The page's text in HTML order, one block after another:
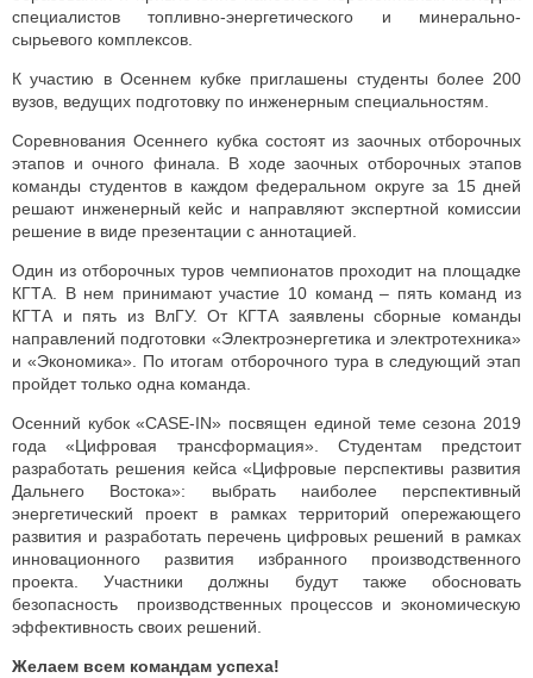
специалистов топливно-энергетического и минерально-
сырьевого комплексов.
К участию в Осеннем кубке приглашены студенты более 200
вузов, ведущих подготовку по инженерным специальностям.
Соревнования Осеннего кубка состоят из заочных отборочных
этапов и очного финала. В ходе заочных отборочных этапов
команды студентов в каждом федеральном округе за 15 дней
решают инженерный кейс и направляют экспертной комиссии
решение в виде презентации с аннотацией.
Один из отборочных туров чемпионатов проходит на площадке
КГТА. В нем принимают участие 10 команд – пять команд из
КГТА и пять из ВлГУ. От КГТА заявлены сборные команды
направлений подготовки «Электроэнергетика и электротехника»
и «Экономика». По итогам отборочного тура в следующий этап
пройдет только одна команда.
Осенний кубок «CASE-IN» посвящен единой теме сезона 2019
года «Цифровая трансформация». Студентам предстоит
разработать решения кейса «Цифровые перспективы развития
Дальнего Востока»: выбрать наиболее перспективный
энергетический проект в рамках территорий опережающего
развития и разработать перечень цифровых решений в рамках
инновационного развития избранного производственного
проекта. Участники должны будут также обосновать
безопасность производственных процессов и экономическую
эффективность своих решений.
Желаем всем командам успеха!